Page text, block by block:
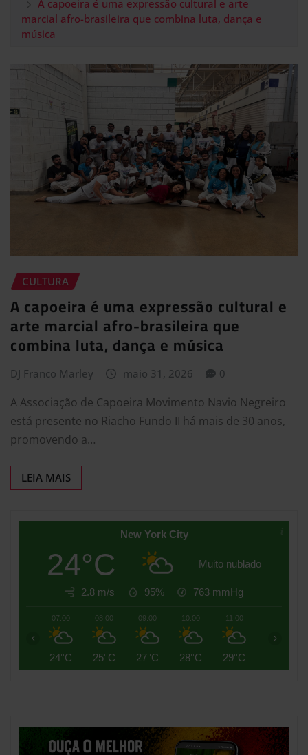
A capoeira é uma expressão cultural e arte
marcial afro-brasileira que combina luta, dança e
música
CULTURA
A capoeira é uma expressão cultural e
arte marcial afro-brasileira que
combina luta, dança e música
DJ Franco Marley maio 31, 2026 0
A Associação de Capoeira Movimento Navio Negreiro
está presente no Riacho Fundo II há mais de 30 anos,
promovendo a…
LEIA MAIS
New York City
24°C Muito nublado
2.8 m/s 95% 763 mmHg
07:00
24°C
08:00
25°C
09:00
27°C
10:00
28°C
11:00
29°C
‹ ›